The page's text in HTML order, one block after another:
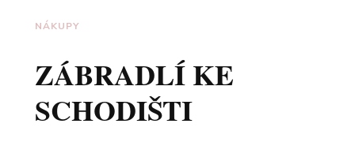
NÁKUPY
ZÁBRADLÍ KE
SCHODIŠTI